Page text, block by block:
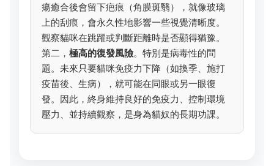
瘍癒合後會留下疤痕（角膜斑翳），就像玻璃
上的刮痕，會永久性地影響一些視覺清晰度。
觀察貓咪在跳躍或判斷距離時是否顯得猶豫。
第二， 極高的復發風險。特別是病毒性的問
題。未來只要貓咪免疫力下降（如換季、施打
疫苗後、生病），就可能在同眼或另一眼復
發。因此，終身維持良好的免疫力、控制環境
壓力、並持續觀察，是身為貓奴的長期功課。